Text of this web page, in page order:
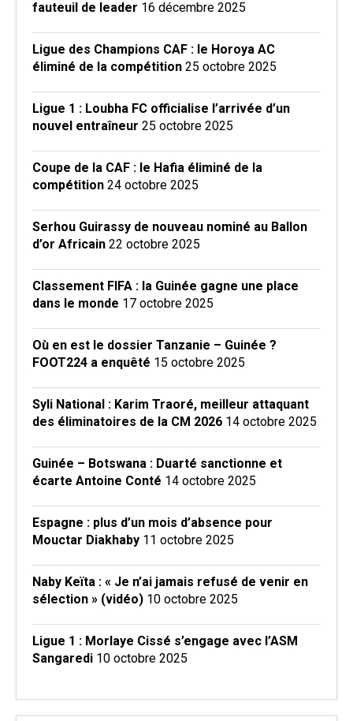
fauteuil de leader 16 décembre 2025
Ligue des Champions CAF : le Horoya AC
éliminé de la compétition 25 octobre 2025
Ligue 1 : Loubha FC officialise l’arrivée d’un
nouvel entraîneur 25 octobre 2025
Coupe de la CAF : le Hafia éliminé de la
compétition 24 octobre 2025
Serhou Guirassy de nouveau nominé au Ballon
d’or Africain 22 octobre 2025
Classement FIFA : la Guinée gagne une place
dans le monde 17 octobre 2025
Où en est le dossier Tanzanie – Guinée ?
FOOT224 a enquêté 15 octobre 2025
Syli National : Karim Traoré, meilleur attaquant
des éliminatoires de la CM 2026 14 octobre 2025
Guinée – Botswana : Duarté sanctionne et
écarte Antoine Conté 14 octobre 2025
Espagne : plus d’un mois d’absence pour
Mouctar Diakhaby 11 octobre 2025
Naby Keïta : « Je n’ai jamais refusé de venir en
sélection » (vidéo) 10 octobre 2025
Ligue 1 : Morlaye Cissé s’engage avec l’ASM
Sangaredi 10 octobre 2025